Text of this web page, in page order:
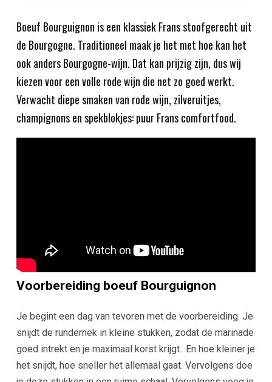
Boeuf Bourguignon is een klassiek Frans stoofgerecht uit
de Bourgogne. Traditioneel maak je het met hoe kan het
ook anders Bourgogne-wijn. Dat kan prijzig zijn, dus wij
kiezen voor een volle rode wijn die net zo goed werkt.
Verwacht diepe smaken van rode wijn, zilveruitjes,
champignons en spekblokjes: puur Frans comfortfood.
Voorbereiding boeuf Bourguignon
Je begint een dag van tevoren met de voorbereiding. Je
snijdt de rundernek in kleine stukken, zodat de marinade
goed intrekt en je maximaal korst krijgt.. En hoe kleiner je
het snijdt, hoe sneller het allemaal gaat. Vervolgens doe